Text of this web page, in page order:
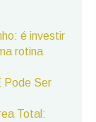
é investir
rotina
Pode Ser
Total: